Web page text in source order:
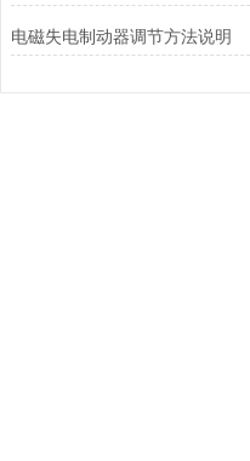
电磁失电制动器调节方法说明